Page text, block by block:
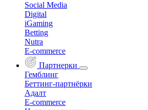
Social Media
Digital
iGaming
Betting
Nutra
E-commerce
Партнерки
Гемблинг
Беттинг-партнёрки
Адалт
E-commerce